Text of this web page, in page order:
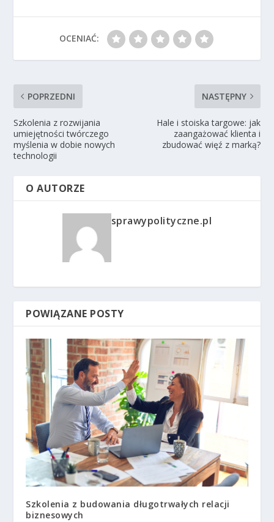
OCENIAĆ:
POPRZEDNI
Szkolenia z rozwijania
umiejętności twórczego
myślenia w dobie nowych
technologii
NASTĘPNY
Hale i stoiska targowe: jak
zaangażować klienta i
zbudować więź z marką?
O AUTORZE
sprawypolityczne.pl
POWIĄZANE POSTY
Szkolenia z budowania długotrwałych relacji
biznesowych